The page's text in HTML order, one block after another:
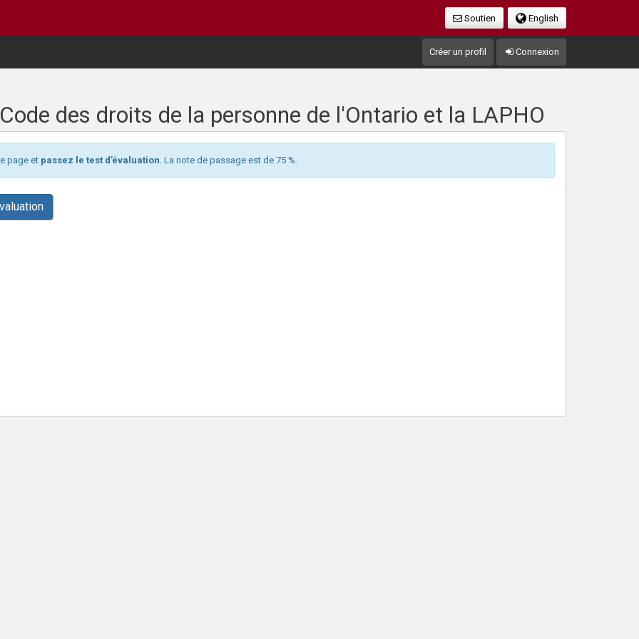
English
Soutien
Créer un profil Connexion
des droits de la personne de l'Ontario et la LAPHO
page et passez le test d’évaluation . La note de passage est de 75 %.